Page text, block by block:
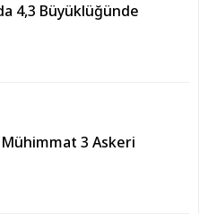
4,3 Büyüklüğünde
Mühimmat 3 Askeri